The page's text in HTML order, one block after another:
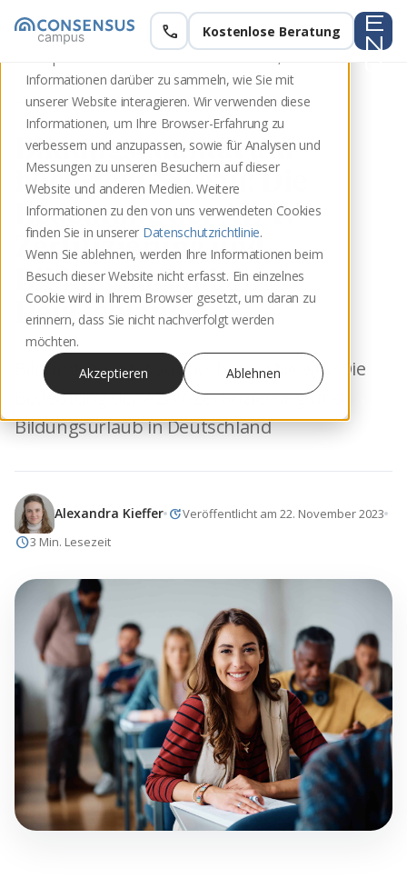
Diese Website speichert Cookies auf Ihrem
Informationen darüber zu sammeln, wie Sie mit
unserer Website interagieren. Wir verwenden diese
Informationen, um Ihre Browser-Erfahrung zu
verbessern und anzupassen, sowie für Analysen und
Messungen zu unseren Besuchern auf dieser
Website und anderen Medien. Weitere
Informationen zu den von uns verwendeten Cookies
finden Sie in unserer Datenschutzrichtlinie.
Wenn Sie ablehnen, werden Ihre Informationen beim
Besuch dieser Website nicht erfasst. Ein einzelnes
Cookie wird in Ihrem Browser gesetzt, um daran zu
erinnern, dass Sie nicht nachverfolgt werden
möchten.
Akzeptieren
Ablehnen
call Kostenlose Beratung
e
n
MEDIATIONSAUSBILDUNG
Bildungsqualität auf
höchstem Niveau: Die
Bedeutung der AZAV-
Zertifizierung und
Bildungsurlaub in
Deutschland
Bildungsqualität auf höchstem Niveau: Die
Bedeutung der AZAV-Zertifizierung und
Bildungsurlaub in Deutschland
Alexandra Kieffer updateVeröffentlicht am 22. November 2023
schedule3 Min. Lesezeit